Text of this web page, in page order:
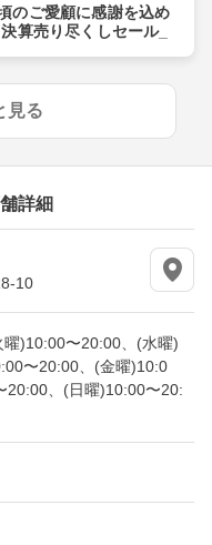
のご愛顧に感謝を込め
算売り尽くしセール_
見る
詳細
10
)10:00〜20:00、(水曜)
〜20:00、(金曜)10:0
20:00、(日曜)10:00〜20: